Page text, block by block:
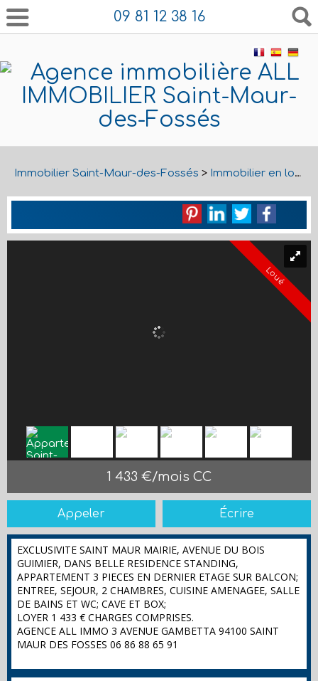
09 81 12 38 16
Immobilier Saint-Maur-des-Fossés > Immobilier en location Saint-Maur-des-Fossés
Loué
1 433 €/mois CC
Appeler Écrire
EXCLUSIVITE SAINT MAUR MAIRIE, AVENUE DU BOIS
GUIMIER, DANS BELLE RESIDENCE STANDING,
APPARTEMENT 3 PIECES EN DERNIER ETAGE SUR BALCON;
ENTREE, SEJOUR, 2 CHAMBRES, CUISINE AMENAGEE, SALLE
DE BAINS ET WC; CAVE ET BOX;
LOYER 1 433 € CHARGES COMPRISES.
AGENCE ALL IMMO 3 AVENUE GAMBETTA 94100 SAINT
MAUR DES FOSSES 06 86 88 65 91